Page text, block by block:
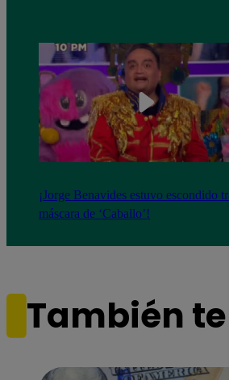
¡Jorge Benavides estuvo escondido
máscara de ‘Caballo’!
También